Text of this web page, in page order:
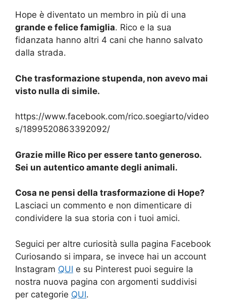
Hope è diventato un membro in più di una
grande e felice famiglia. Rico e la sua
fidanzata hanno altri 4 cani che hanno salvato
dalla strada.
Che trasformazione stupenda, non avevo mai
visto nulla di simile.
https://www.facebook.com/rico.soegiarto/video
s/1899520863392092/
Grazie mille Rico per essere tanto generoso.
Sei un autentico amante degli animali.
Cosa ne pensi della trasformazione di Hope?
Lasciaci un commento e non dimenticare di
condividere la sua storia con i tuoi amici.
Seguici per altre curiosità sulla pagina Facebook
Curiosando si impara, se invece hai un account
Instagram QUI e su Pinterest puoi seguire la
nostra nuova pagina con argomenti suddivisi
per categorie QUI.